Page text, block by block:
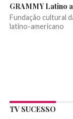
GRAMMY Latino
Fundação cultural
latino-americano
TV SUCESSO